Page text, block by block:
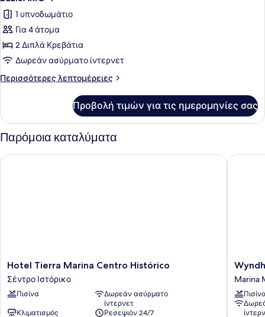
όλων
των
φωτογραφιών
για
BELISARIO
4
1 υπνοδωμάτιο
Για 4 άτομα
2 Διπλά Κρεβάτια
Δωρεάν ασύρματο ίντερνετ
Περισσότερες λεπτομέρειες
Περισσότερες
4
Προβολή τιμών για τις ημερομηνίες σας
Παρόμοια καταλύματα
Hotel
Tierra
Marina
Centro
Hotel Tierra Marina Centro Histórico
Σέντρο Ιστόρικο
Πισίνα
Δωρεάν ασύρματο
ίντερνετ
Κλιματισμός
Ρεσεψιόν 24/7
Hotel Tierra Marina Centro Histórico
Garden
Marina
Marina
Marina